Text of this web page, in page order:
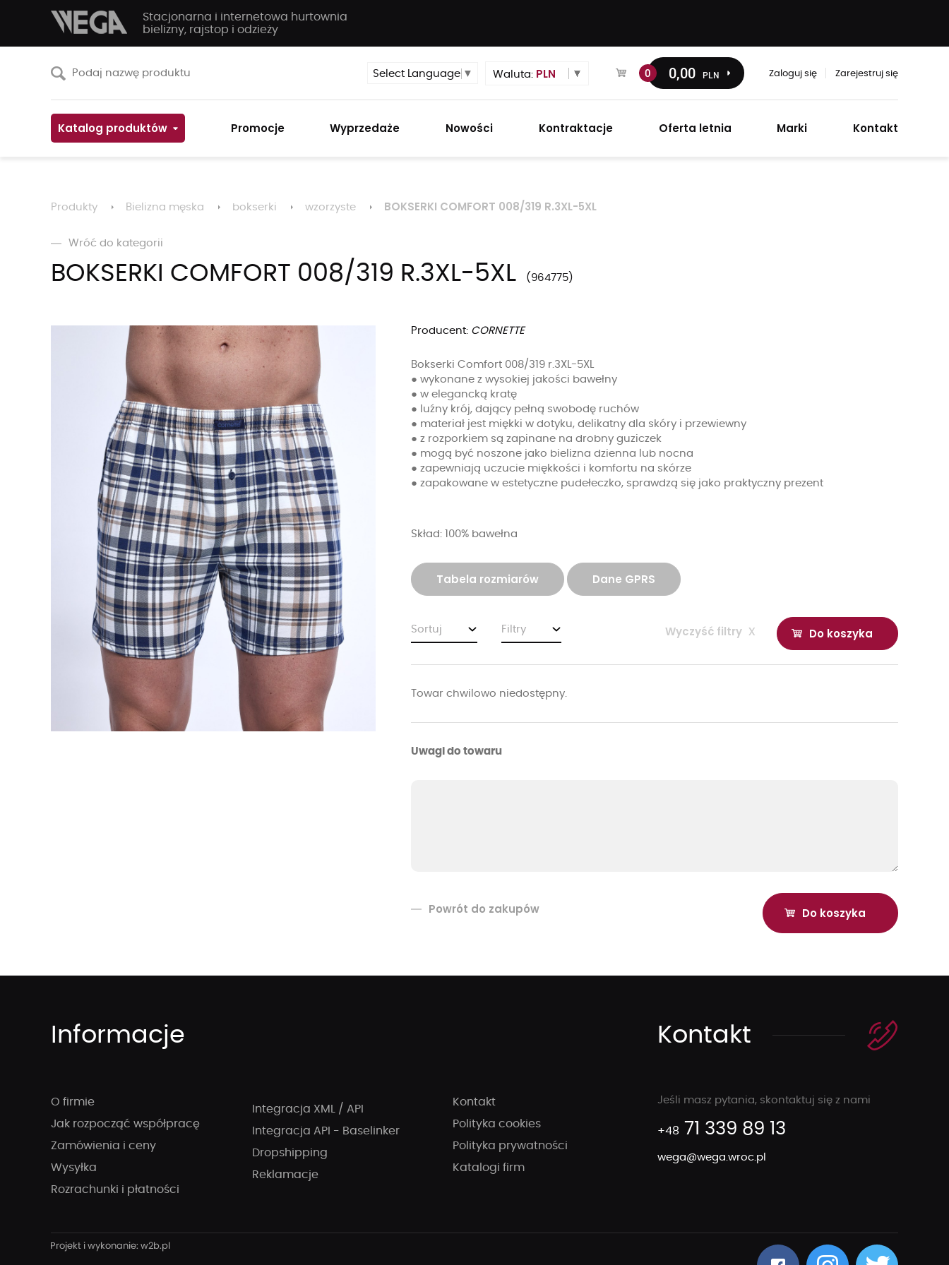
Stacjonarna i internetowa hurtownia
bielizny, rajstop i odzieży
Select Language ▼ Waluta: PLN 0 0,00 PLN Zaloguj się Zarejestruj się
Katalog produktów Promocje Wyprzedaże Nowości Kontraktacje Oferta letnia Marki Kontakt
Produkty Bielizna męska bokserki wzorzyste BOKSERKI COMFORT 008/319 R.3XL-5XL
Wróć do kategorii
BOKSERKI COMFORT 008/319 R.3XL-5XL 964775
Producent: CORNETTE
Bokserki Comfort 008/319 r.3XL-5XL
● wykonane z wysokiej jakości bawełny
● w elegancką kratę
● luźny krój, dający pełną swobodę ruchów
● materiał jest miękki w dotyku, delikatny dla skóry i przewiewny
● z rozporkiem są zapinane na drobny guziczek
● mogą być noszone jako bielizna dzienna lub nocna
● zapewniają uczucie miękkości i komfortu na skórze
● zapakowane w estetyczne pudełeczko, sprawdzą się jako praktyczny prezent
Skład: 100% bawełna
Tabela rozmiarów Dane GPRS
Sortuj Filtry Do koszyka
Wyczyść filtry x
Towar chwilowo niedostępny.
Uwagi do towaru
Powrót do zakupów
Informacje
O firmie
Jak rozpocząć współpracę
Zamówienia i ceny
Wysyłka
Rozrachunki i płatności
Integracja XML / API
Integracja API - Baselinker
Dropshipping
Reklamacje
Kontakt
Polityka cookies
Polityka prywatności
Katalogi firm
Kontakt
Jeśli masz pytania, skontaktuj się z nami
+48 71 339 89 13
wega@wega.wroc.pl